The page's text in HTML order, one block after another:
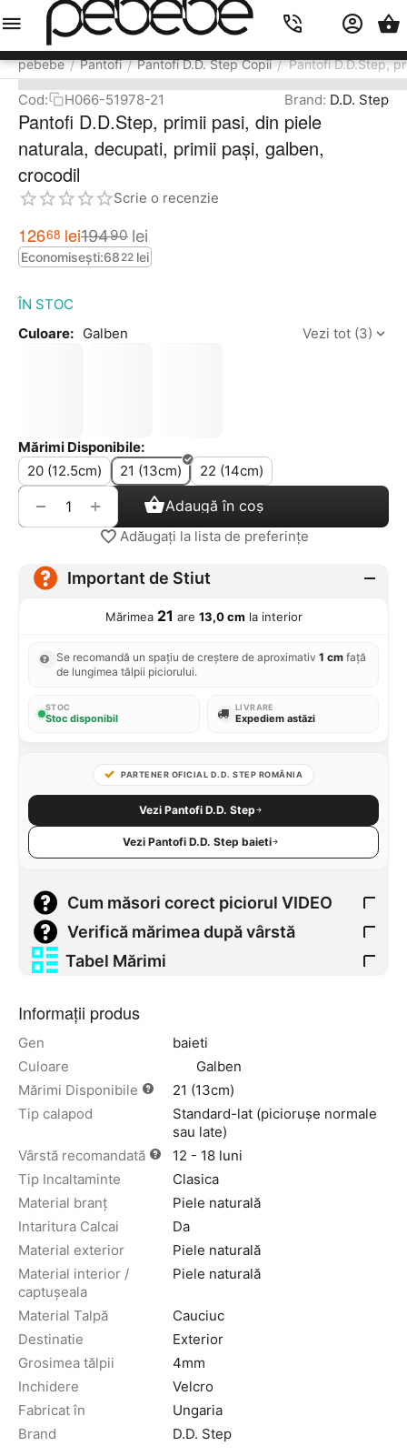
pebebe / Pantofi / Pantofi D.D. Step Copii / Pantofi D.D.Step,
Cod: H066-51978-21 Brand: D.D. Step
Pantofi D.D.Step, primii pasi, din piele
naturala, decupati, primii pași, galben,
crocodil
Scrie o recenzie
12668 lei19490 lei
Economisești:68 22 lei
ÎN STOC
Culoare: Galben Vezi tot (3)
Mărimi Disponibile:
20 (12.5cm)
21 (13cm) 22 (14cm)
+
− Adaugă în coș
Adăugați la lista de preferințe
Important de Stiut
Mărimea 21 are 13,0 cm la interior
Se recomandă un spațiu de creștere de aproximativ 1 cm față
de lungimea tălpii piciorului.
STOC
Stoc disponibil
LIVRARE
Expediem astăzi
PARTENER OFICIAL D.D. STEP ROMÂNIA
Vezi Pantofi D.D. Step
Vezi Pantofi D.D. Step baieti
Cum măsori corect piciorul VIDEO
Verifică mărimea după vârstă
Tabel Mărimi
Informații produs
Gen
baieti
Culoare
Galben
Mărimi Disponibile
21 (13cm)
Tip calapod
Standard-lat (piciorușe normale
sau late)
Vârstă recomandată
12 - 18 luni
Tip Incaltaminte
Clasica
Material branț
Piele naturală
Intaritura Calcai
Da
Material exterior
Piele naturală
Material interior /
captușeala
Piele naturală
Material Talpă
Cauciuc
Destinatie
Exterior
Grosimea tălpii
4mm
Inchidere
Velcro
Fabricat în
Ungaria
Brand
D.D. Step
Meniu Caută Cos